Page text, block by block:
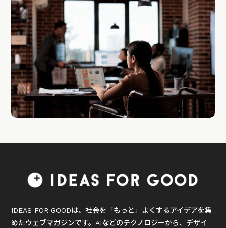
IDEAS FOR GOODは、社会を「もっと」よくするアイデアを集
めたウェブマガジンです。AIなどのテクノロジーから、デザイ